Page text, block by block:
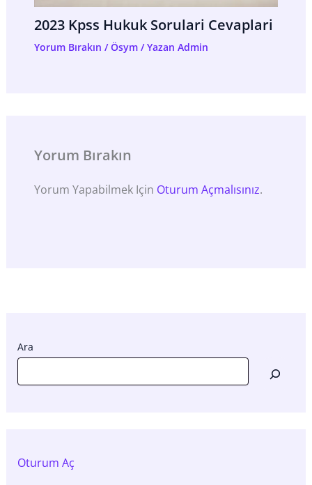
2023 Kpss Hukuk Sorulari Cevaplari
Yorum Bırakın /Ösym/ Yazan Admin
Yorum Bırakın
Yorum Yapabilmek Için Oturum Açmalısınız.
Ara
Oturum Aç